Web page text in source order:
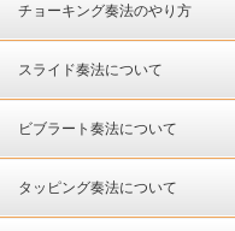
チョーキング奏法のやり方
スライド奏法について
ビブラート奏法について
タッピング奏法について